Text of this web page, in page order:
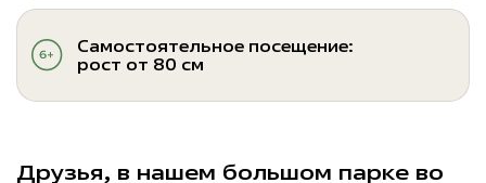
Друзья, в нашем большом парке во
Самостоятельное посещение:
рост от 80 см